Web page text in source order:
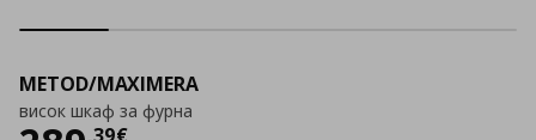
METOD/MAXIMERA
висок шкаф за фурна